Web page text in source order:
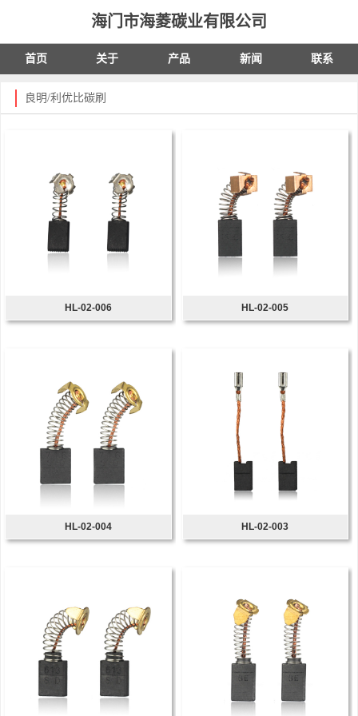
海门市海菱碳业有限公司
首页 关于 产品 新闻 联系
良明/利优比碳刷
HL-02-006 HL-02-005
HL-02-004 HL-02-003